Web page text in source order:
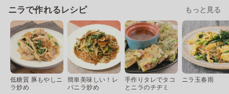
ニラで作れるレシピ もっと見る
低糖質 豚もやしニ
ラ炒め
簡単美味しい！レ
バニラ炒め
手作りタレでタコ
とニラのチヂミ
ニラ玉春雨